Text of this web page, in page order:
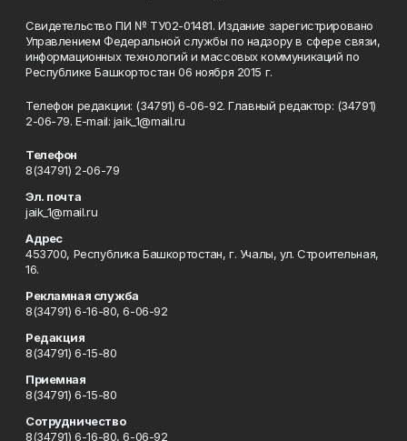
Свидетельство ПИ № ТУ02-01481. Издание зарегистрировано
Управлением Федеральной службы по надзору в сфере связи,
информационных технологий и массовых коммуникаций по
Республике Башкортостан 06 ноября 2015 г.
Телефон редакции: (34791) 6-06-92. Главный редактор: (34791)
2-06-79. Е-mаil: jaik_1@mail.ru
Телефон
8(34791) 2-06-79
Эл. почта
jaik_1@mail.ru
Адрес
453700, Республика Башкортостан, г. Учалы, ул. Строительная,
16.
Рекламная служба
8(34791) 6-16-80, 6-06-92
Редакция
8(34791) 6-15-80
Приемная
8(34791) 6-15-80
Сотрудничество
8(34791) 6-16-80, 6-06-92